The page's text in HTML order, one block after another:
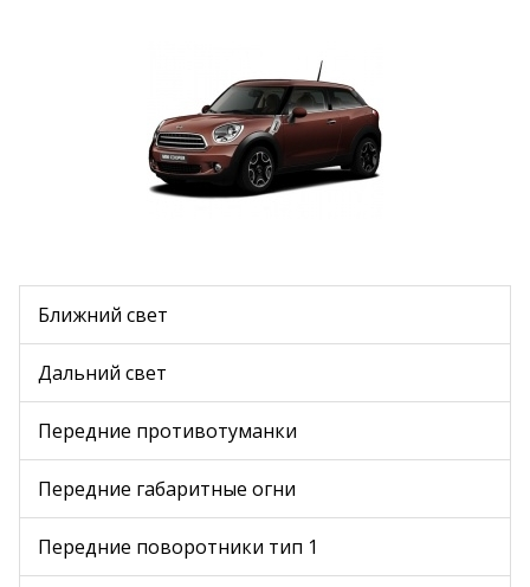
Ближний свет
Дальний свет
Передние противотуманки
Передние габаритные огни
Передние поворотники тип 1